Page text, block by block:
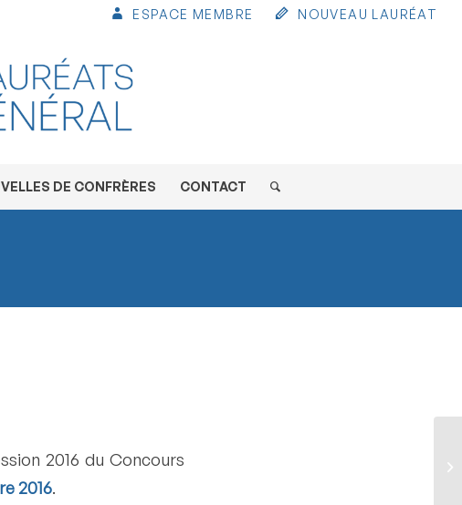
ESPACE MEMBRE NOUVEAU LAURÉAT
DE CONFRÈRES CONTACT
2016 du Concours
2016.